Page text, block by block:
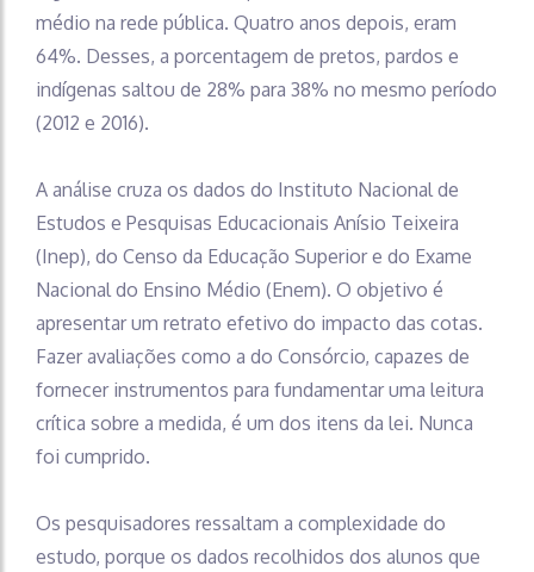
médio na rede pública. Quatro anos depois, eram
64%. Desses, a porcentagem de pretos, pardos e
indígenas saltou de 28% para 38% no mesmo período
(2012 e 2016).
A análise cruza os dados do Instituto Nacional de
Estudos e Pesquisas Educacionais Anísio Teixeira
(Inep), do Censo da Educação Superior e do Exame
Nacional do Ensino Médio (Enem). O objetivo é
apresentar um retrato efetivo do impacto das cotas.
Fazer avaliações como a do Consórcio, capazes de
fornecer instrumentos para fundamentar uma leitura
crítica sobre a medida, é um dos itens da lei. Nunca
foi cumprido.
Os pesquisadores ressaltam a complexidade do
estudo, porque os dados recolhidos dos alunos que